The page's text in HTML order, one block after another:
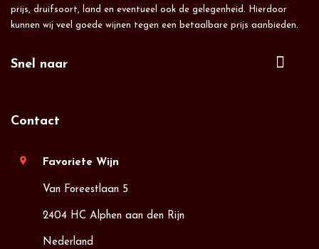
prijs, druifsoort, land en eventueel ook de gelegenheid. Hierdoor
kunnen wij veel goede wijnen tegen een betaalbare prijs aanbieden.
Snel naar
Contact
location_on Favoriete Wijn
Van Foreestlaan 5
2404 HC Alphen aan den Rijn
Nederland